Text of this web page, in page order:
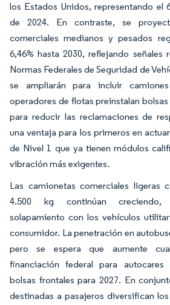
los Estados Unidos, representando el
de 2024. En contraste, se
comerciales medianos y pesados
6,46% hasta 2030, reflejando señales
Normas Federales de Seguridad de
se ampliarán para incluir
operadores de flotas preinstalan
para reducir las reclamaciones de
una ventaja para los primeros en
de Nivel 1 que ya tienen módulos
vibración más exigentes.
Las camionetas comerciales ligeras
4.500 kg continúan creciendo,
solapamiento con los vehículos
consumidor. La penetración en
pero se espera que aumente
financiación federal para autocares
bolsas frontales para 2027. En
destinadas a pasajeros diversifican